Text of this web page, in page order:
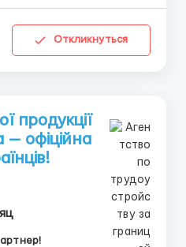
Откликнуться
продукції
— офіційна